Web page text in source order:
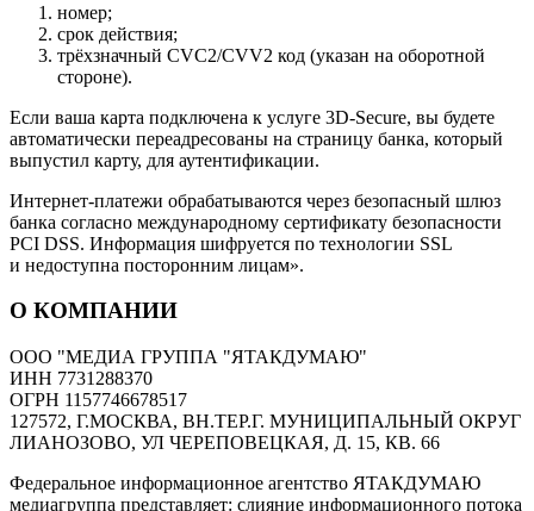
номер;
срок действия;
трёхзначный CVC2/CVV2 код (указан на оборотной
стороне).
Если ваша карта подключена к услуге 3D-Secure, вы будете
автоматически переадресованы на страницу банка, который
выпустил карту, для аутентификации.
Интернет-платежи обрабатываются через безопасный шлюз
банка согласно международному сертификату безопасности
PCI DSS. Информация шифруется по технологии SSL
и недоступна посторонним лицам».
О КОМПАНИИ
ООО "МЕДИА ГРУППА "ЯТАКДУМАЮ"
ИНН 7731288370
ОГРН 1157746678517
127572, Г.МОСКВА, ВН.ТЕР.Г. МУНИЦИПАЛЬНЫЙ ОКРУГ
ЛИАНОЗОВО, УЛ ЧЕРЕПОВЕЦКАЯ, Д. 15, КВ. 66
Федеральное информационное агентство ЯТАКДУМАЮ
медиагруппа представляет: слияние информационного потока